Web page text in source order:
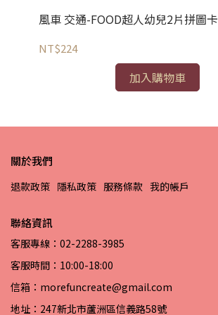
風車 交通-FOOD超人幼兒2片拼圖卡
NT$224
加入購物車
關於我們
退款政策 隱私政策 服務條款 我的帳戶
聯絡資訊
客服專線：02-2288-3985
客服時間：10:00-18:00
信箱：morefuncreate@gmail.com
地址：247新北市蘆洲區信義路58號